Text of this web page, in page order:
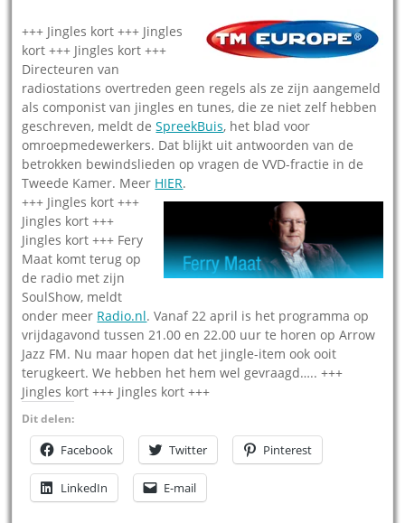
+++ Jingles kort +++ Jingles
kort +++ Jingles kort +++
Directeuren van
radiostations overtreden geen regels als ze zijn aangemeld
als componist van jingles en tunes, die ze niet zelf hebben
geschreven, meldt deSpreekBuis, het blad voor
omroepmedewerkers. Dat blijkt uit antwoorden van de
betrokken bewindslieden op vragen de VVD-fractie in de
Tweede Kamer. Meer HIER.
+++ Jingles kort +++
Jingles kort +++
Jingles kort +++ Fery
Maat komt terug op
de radio met zijn
SoulShow, meldt
onder meer Radio.nl. Vanaf 22 april is het programma op
vrijdagavond tussen 21.00 en 22.00 uur te horen op Arrow
Jazz FM. Nu maar hopen dat het jingle-item ook ooit
terugkeert. We hebben het hem wel gevraagd….. +++
Jingles kort +++ Jingles kort +++
Dit delen:
Facebook Twitter Pinterest
LinkedIn E-mail